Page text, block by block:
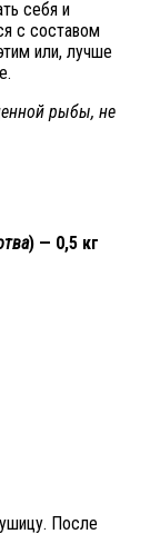
себя и
с составом
или, лучше
рыбы, не
) — 0,5 кг
После